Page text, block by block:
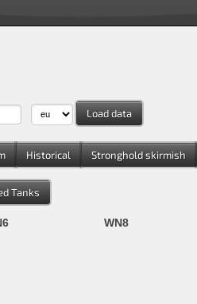
Historical Stronghold skirmish
Tanks
WN8